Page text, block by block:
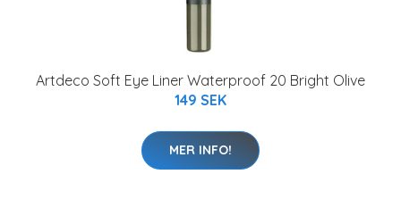
Artdeco Soft Eye Liner Waterproof 20 Bright Olive
149 SEK
MER INFO!